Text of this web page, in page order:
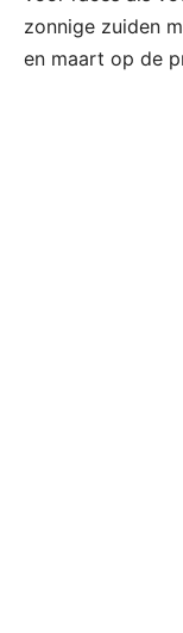
zonnige zuiden
en maart op de